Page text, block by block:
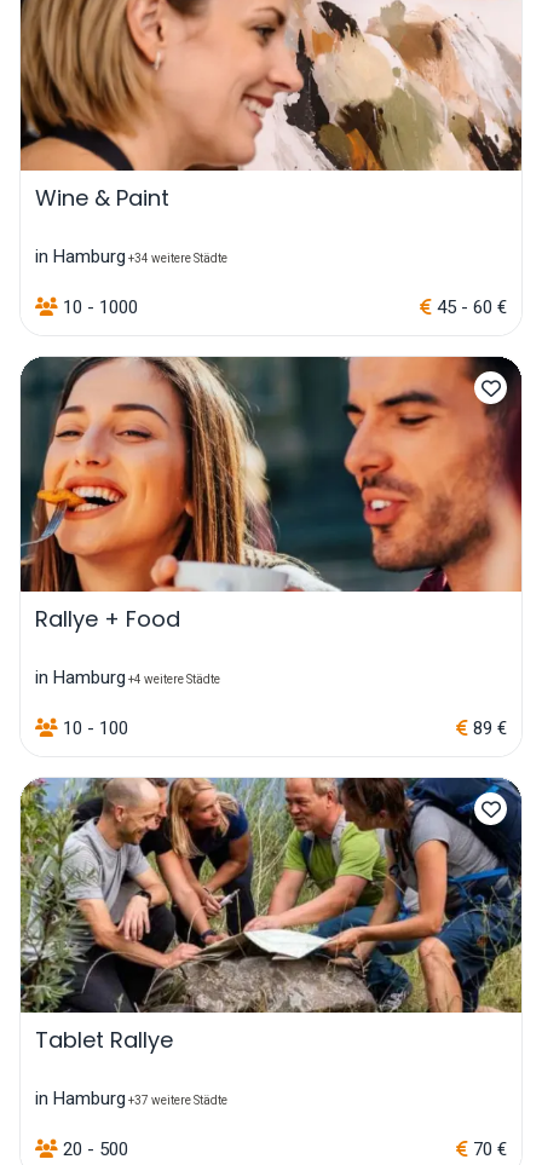
Wine & Paint
in Hamburg +34 weitere Städte
10 - 1000 45 - 60 €
Rallye + Food
in Hamburg +4 weitere Städte
10 - 100 89 €
Tablet Rallye
in Hamburg +37 weitere Städte
20 - 500 70 €